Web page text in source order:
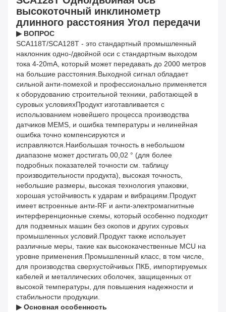
высокоточный инклинометр
длинного расстояния Угол передачи
▶ ВОПРОС
SCA118T/SCA128T - это стандартный промышленный
наклонник одно-/двойной оси с стандартным выходом
тока 4-20mA, который может передавать до 2000 метров
на большие расстояния.Выходной сигнал обладает
сильной анти-помехой и профессионально применяется
к оборудованию строительной техники, работающей в
суровых условияхПродукт изготавливается с
использованием новейшего процесса производства
датчиков MEMS, и ошибка температуры и нелинейная
ошибка точно компенсируются и
исправляются.Наибольшая точность в небольшом
диапазоне может достигать 00,02 ° (для более
подробных показателей точности см. таблицу
производительности продукта), высокая точность,
небольшие размеры, высокая технология упаковки,
хорошая устойчивость к ударам и вибрациям.Продукт
имеет встроенные анти-RF и анти-электромагнитные
интерференционные схемы, который особенно подходит
для подземных машин без окопов и других суровых
промышленных условий.Продукт также использует
различные меры, такие как высококачественные MCU на
уровне применения.Промышленный класс, в том числе,
для производства сверхустойчивых ПКБ, импортируемых
кабелей и металлических оболочек, защищенных от
высокой температуры, для повышения надежности и
стабильности продукции.
▶ Основная особенность